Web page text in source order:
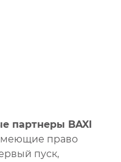
партнеры BAXI
право
пуск,